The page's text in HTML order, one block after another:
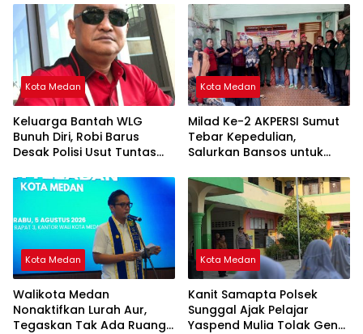
Kota Medan
Keluarga Bantah WLG
Bunuh Diri, Robi Barus
Desak Polisi Usut Tuntas
Kota Medan
Milad Ke-2 AKPERSI Sumut
Tebar Kepedulian,
Salurkan Bansos untuk
Yatim
Kota Medan
Walikota Medan
Nonaktifkan Lurah Aur,
Tegaskan Tak Ada Ruang
Kota Medan
Kanit Samapta Polsek
Sunggal Ajak Pelajar
Yaspend Mulia Tolak Geng